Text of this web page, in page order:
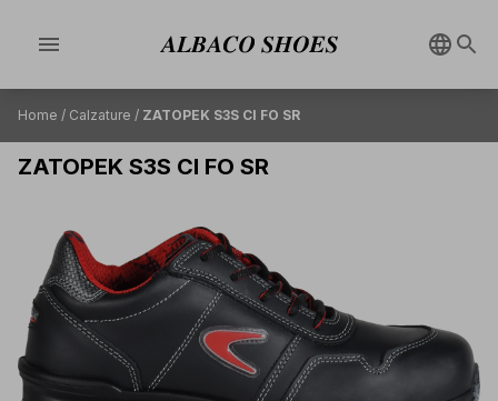
menu
Home / Calzature / ZATOPEK S3S CI FO SR
ZATOPEK S3S CI FO SR